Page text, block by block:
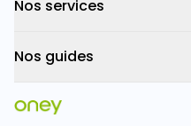
Nos services
Nos guides